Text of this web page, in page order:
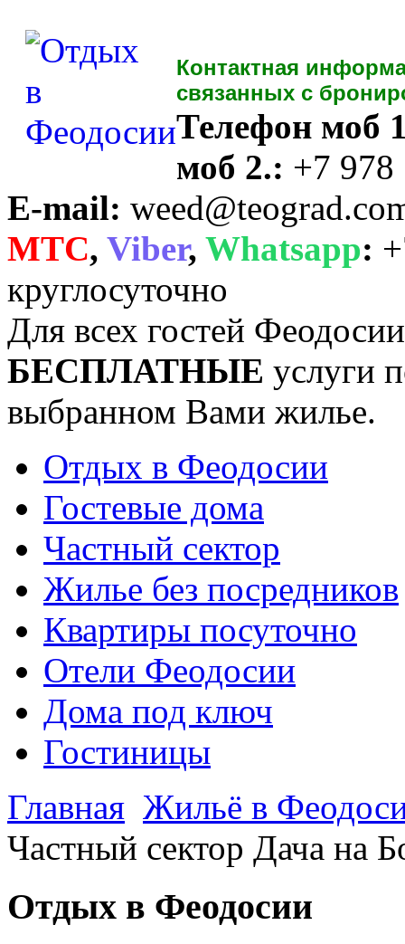
Контактная
связанных с
Телефон моб
моб 2.: +7 978
E-mail:
MTC, Viber, Whatsapp:
круглосуточно
Для всех гостей
БЕСПЛАТНЫЕ услуги
выбранном Вами жилье.
Отдых в Феодосии
Гостевые дома
Частный сектор
Жилье без посредников
Квартиры посуточно
Отели Феодосии
Дома под ключ
Гостиницы
Главная Жильё в
Частный сектор Дача на
Отдых в Феодосии